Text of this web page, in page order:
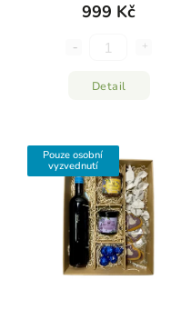
999 Kč
Detail
Pouze osobní
vyzvednutí